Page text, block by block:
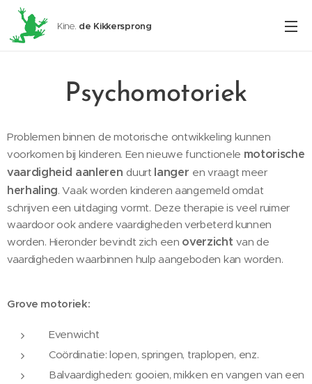
Kine. de Kikkersprong
Psychomotoriek
Problemen binnen de motorische ontwikkeling kunnen
voorkomen bij kinderen. Een nieuwe functionele motorische
vaardigheid aanleren duurt langer en vraagt meer
herhaling. Vaak worden kinderen aangemeld omdat
schrijven een uitdaging vormt. Deze therapie is veel ruimer
waardoor ook andere vaardigheden verbeterd kunnen
worden. Hieronder bevindt zich een overzichtvan de
vaardigheden waarbinnen hulp aangeboden kan worden.
Grove motoriek:
Evenwicht
Coördinatie: lopen, springen, traplopen, enz.
Balvaardigheden: gooien, mikken en vangen van een